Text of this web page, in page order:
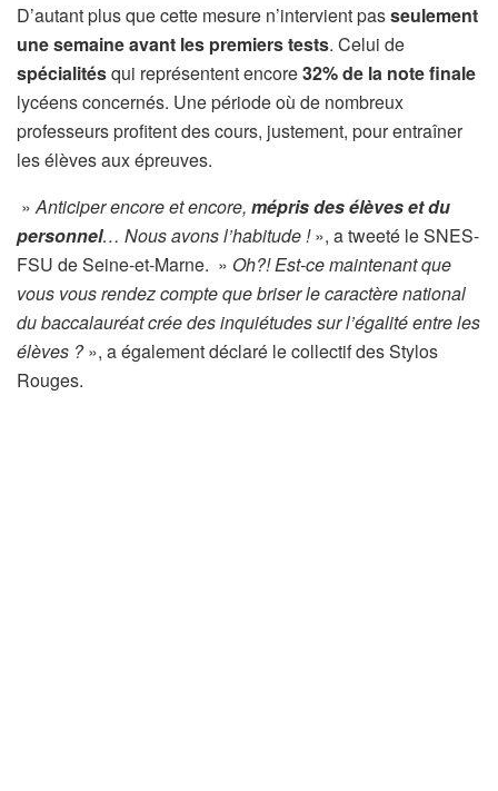
D’autant plus que cette mesure n’intervient passeulement
une semaine avant les premiers tests. Celui de
spécialitésqui représentent encore32% de la note finale
lycéens concernés. Une période où de nombreux
professeurs profitent des cours, justement, pour entraîner
les élèves aux épreuves.
»Anticiper encore et encore, mépris des élèves et du
personnel… Nous avons l’habitude !», a tweeté le SNES-
FSU de Seine-et-Marne. » Oh?! Est-ce maintenant que
vous vous rendez compte que briser le caractère national
du baccalauréat crée des inquiétudes sur l’égalité entre les
élèves ?», a également déclaré le collectif des Stylos
Rouges.